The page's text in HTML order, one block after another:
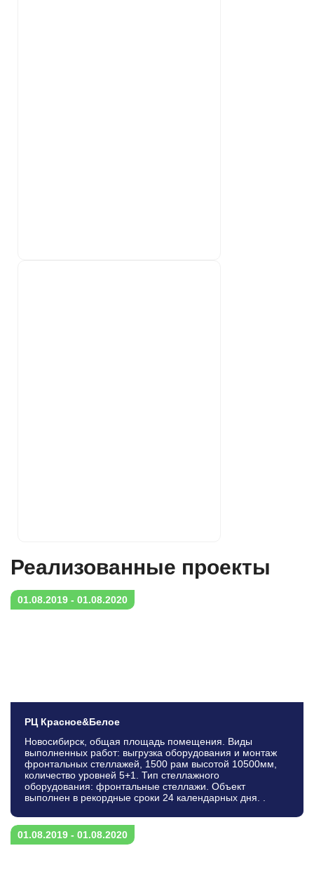
Реализованныe проекты
01.08.2019 - 01.08.2020
РЦ Красное&Белое
Новосибирск, общая площадь помещения. Виды
выполненных работ: выгрузка оборудования и монтаж
фронтальных стеллажей, 1500 рам высотой 10500мм,
количество уровней 5+1. Тип стеллажного
оборудования: фронтальные стеллажи. Объект
выполнен в рекордные сроки 24 календарных дня. .
01.08.2019 - 01.08.2020